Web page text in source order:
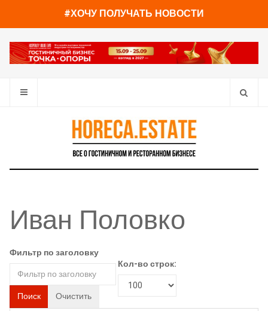
#ХОЧУ ПОЛУЧАТЬ НОВОСТИ
Иван Половко
Фильтр по заголовку
Поиск Очистить
Кол-во строк: